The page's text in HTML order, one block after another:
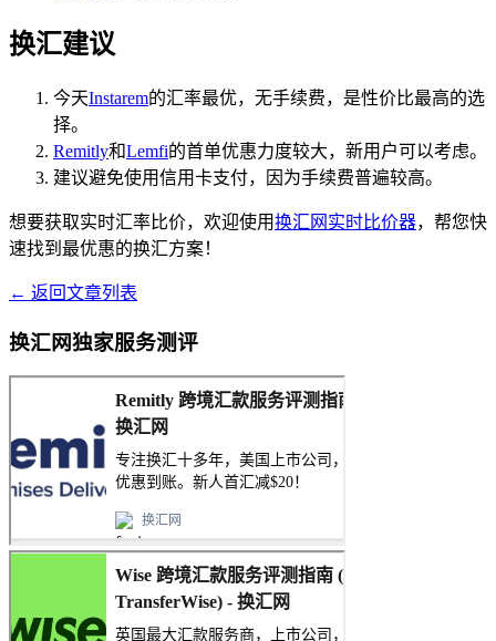
换汇建议
今天Instarem的汇率最优，无手续费，是性价比最高的选
择。
Remitly和Lemfi的首单优惠力度较大，新用户可以考虑。
建议避免使用信用卡支付，因为手续费普遍较高。
想要获取实时汇率比价，欢迎使用换汇网实时比价器，帮您快
速找到最优惠的换汇方案！
← 返回文章列表
换汇网独家服务测评